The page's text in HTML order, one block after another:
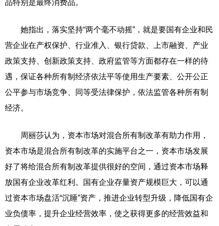
品特别是最终消费品。
她指出，落实坚持“两个毫不动摇”，就是要国有企业和民
营企业在产权保护、行业准入、银行贷款、上市融资、产业
政策支持、创新政策支持、政府监管等方面都存在一样的待
遇，保证各种所有制经济依法平等使用生产要素、公开公正
公平参与市场竞争、同等受法律保护，依法监管各种所有制
经济。
周丽莎认为，资本市场对混合所有制改革有助力作用，
资本市场是混合所有制改革的实施平台之一，资本市场发展
好了将给混合所有制改革提供很好的空间，通过资本市场释
放国有企业改革红利。国有企业存量资产规模巨大，可以通
过资本市场盘活“沉睡”资产，推进企业转型升级，降低国有企
业负债率，提升企业经营效率，使之获得更多的经营效益和